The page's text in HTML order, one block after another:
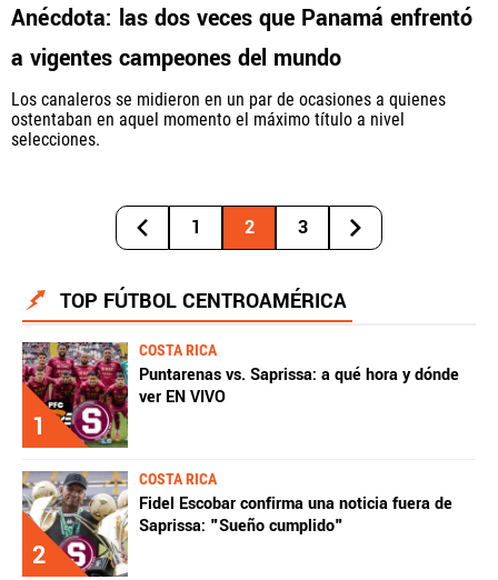
Anécdota: las dos veces que Panamá enfrentó
a vigentes campeones del mundo
Los canaleros se midieron en un par de ocasiones a quienes
ostentaban en aquel momento el máximo título a nivel
selecciones.
1 2 3
TOP FÚTBOL CENTROAMÉRICA
1
COSTA RICA
Puntarenas vs. Saprissa: a qué hora y dónde
ver EN VIVO
2
COSTA RICA
Fidel Escobar confirma una noticia fuera de
Saprissa: "Sueño cumplido"